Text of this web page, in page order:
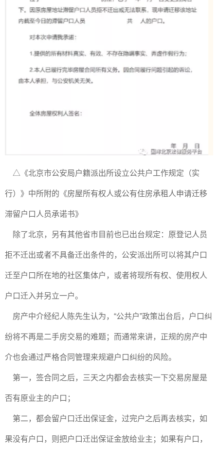
△《北京市公安局户籍派出所设立公共户工作规定（实
行）》中所附的《房屋所有权人或公有住房承租人申请迁移
滞留户口人员承诺书》
除了北京，另有其他省市目前也已出台规定：原登记人员
拒不迁出或者不具备迁出条件的，公安派出所可以将其户口
迁至户口所在地的社区集体户，或者将现所有权、使用权人
户口迁入并另立一户。
房产中介经纪人陈先生认为，“公共户”政策出台后，户口纠
纷将不再是二手房交易的难题；而通常来讲，正规的房产中
介也会通过严格合同管理来规避户口纠纷的风险。
第一，签合同之后，三天之内都会去核实一下交易房屋是
否有原业主的户口；
第二，都会留户口迁出保证金，过完户之后再去核实，如
果没有户口，则把户口迁出保证金放给业主；如果有户口，